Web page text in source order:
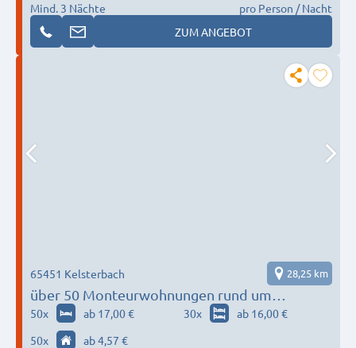
Mind. 3 Nächte
pro Person / Nacht
ZUM ANGEBOT
über 50 Monteurwohnungen rund um
Frankfurt
65451 Kelsterbach 28,25 km
50x ab 17,00 € 30x
ab 16,00 €
50x ab 4,57 €